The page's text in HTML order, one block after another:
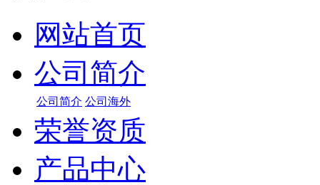
网站首页
公司简介
公司简介 公司海外
荣誉资质
产品中心